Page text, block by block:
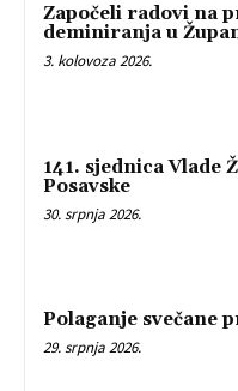
Započeli radovi na
deminiranja u
3. kolovoza 2026.
141. sjednica Vlade
Posavske
30. srpnja 2026.
Polaganje svečane
29. srpnja 2026.